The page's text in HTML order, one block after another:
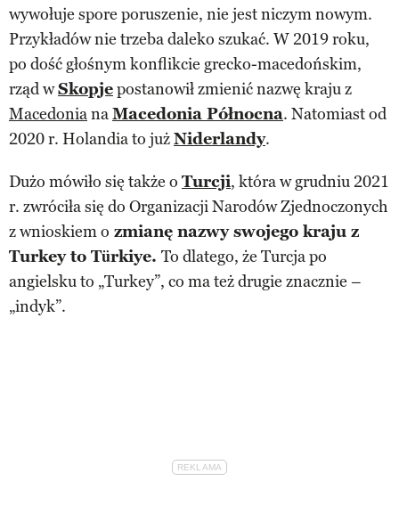
wywołuje spore poruszenie, nie jest niczym nowym.
Przykładów nie trzeba daleko szukać. W 2019 roku,
po dość głośnym konflikcie grecko-macedońskim,
rząd wSkopjepostanowił zmienić nazwę kraju z
MacedonianaMacedonia Północna. Natomiast od
2020 r. Holandia to jużNiderlandy.
Dużo mówiło się także o Turcji, która w grudniu 2021
r. zwróciła się do Organizacji Narodów Zjednoczonych
z wnioskiem o zmianę nazwy swojego kraju z
Turkey to Türkiye. To dlatego, że Turcja po
angielsku to „Turkey”, co ma też drugie znacznie –
„indyk”.